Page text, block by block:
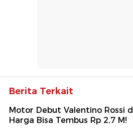
Berita Terkait
Motor Debut Valentino Rossi
Harga Bisa Tembus Rp 2,7 M!